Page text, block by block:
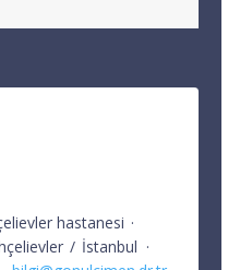
hastanesi ·
/ İstanbul ·